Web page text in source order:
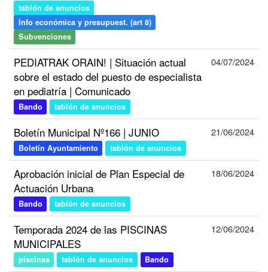
tablón de anuncios
Info económica y presupuest. (art 8)
Subvenciones
PEDIATRAK ORAIN! | Situación actual
sobre el estado del puesto de especialista
en pediatría | Comunicado
Bando tablón de anuncios
04/07/2024
Boletín Municipal Nº166 | JUNIO
Boletín Ayuntamiento tablón de anuncios
21/06/2024
Aprobación inicial de Plan Especial de
Actuación Urbana
Bando tablón de anuncios
18/06/2024
Temporada 2024 de las PISCINAS
MUNICIPALES
piscinas tablón de anuncios Bando
12/06/2024